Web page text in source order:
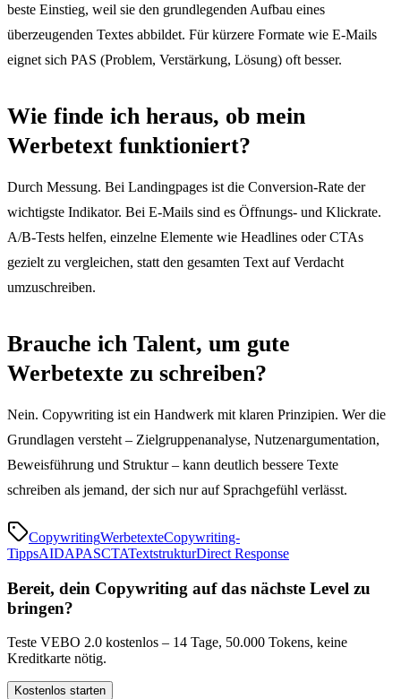
beste Einstieg, weil sie den grundlegenden Aufbau eines
überzeugenden Textes abbildet. Für kürzere Formate wie E-Mails
eignet sich PAS (Problem, Verstärkung, Lösung) oft besser.
Wie finde ich heraus, ob mein
Werbetext funktioniert?
Durch Messung. Bei Landingpages ist die Conversion-Rate der
wichtigste Indikator. Bei E-Mails sind es Öffnungs- und Klickrate.
A/B-Tests helfen, einzelne Elemente wie Headlines oder CTAs
gezielt zu vergleichen, statt den gesamten Text auf Verdacht
umzuschreiben.
Brauche ich Talent, um gute
Werbetexte zu schreiben?
Nein. Copywriting ist ein Handwerk mit klaren Prinzipien. Wer die
Grundlagen versteht – Zielgruppenanalyse, Nutzenargumentation,
Beweisführung und Struktur – kann deutlich bessere Texte
schreiben als jemand, der sich nur auf Sprachgefühl verlässt.
CopywritingWerbetexteCopywriting-
TippsAIDAPASCTATextstrukturDirect Response
Bereit, dein Copywriting auf das nächste Level zu
bringen?
Teste VEBO 2.0 kostenlos – 14 Tage, 50.000 Tokens, keine
Kreditkarte nötig.
Kostenlos starten